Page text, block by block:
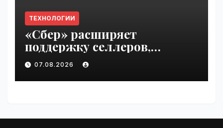
ТЕХНОЛОГИИ
«Сбер» расширяет
поддержку селлеров,
пострадавших от
инцидентов на складах
Wildberries | VseTime.ru
07.08.2026